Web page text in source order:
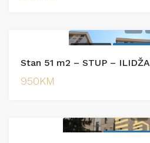
IZDAVANJE
Stan 51 m2 – STUP – ILIDŽA
950KM